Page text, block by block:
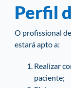
Perfil
O profissional
estará apto a:
Realizar
paciente;